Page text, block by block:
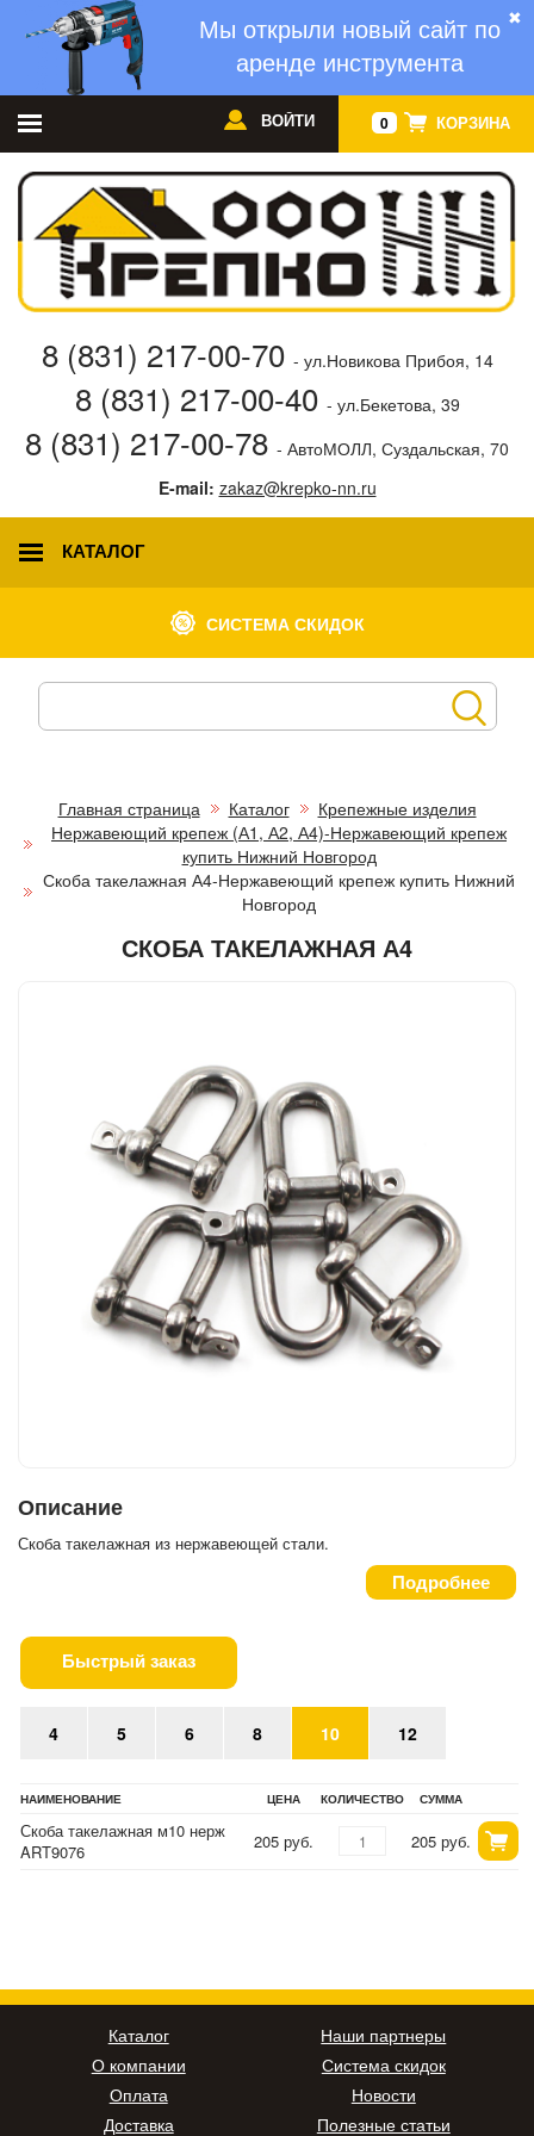
✖
Мы открыли новый сайт по
аренде инструмента
0 КОРЗИНА
ВОЙТИ
8 (831) 217-00-70 - ул.Новикова Прибоя, 14
8 (831) 217-00-40 - ул.Бекетова, 39
8 (831) 217-00-78 - АвтоМОЛЛ, Суздальская, 70
E-mail: zakaz@krepko-nn.ru
КАТАЛОГ
СИСТЕМА СКИДОК
Главная страница Каталог
Крепежные изделия
Нержавеющий крепеж (А1, А2, А4)-Нержавеющий крепеж
купить Нижний Новгород
Скоба такелажная А4-Нержавеющий крепеж купить Нижний
Новгород
СКОБА ТАКЕЛАЖНАЯ А4
Описание
Скоба такелажная из нержавеющей стали.
Подробнее
Быстрый заказ
4 5 6 8 10 12
НАИМЕНОВАНИЕ ЦЕНА КОЛИЧЕСТВО СУММА
Скоба такелажная м10 нерж
ART9076
205 руб. 205 руб.
Каталог
О компании
Оплата
Доставка
Наши партнеры
Система скидок
Новости
Полезные статьи